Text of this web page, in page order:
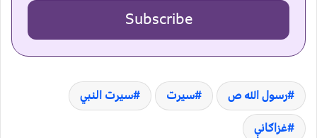
Subscribe
رسول الله ص سیرت
سیرت النبي
غزاګانې